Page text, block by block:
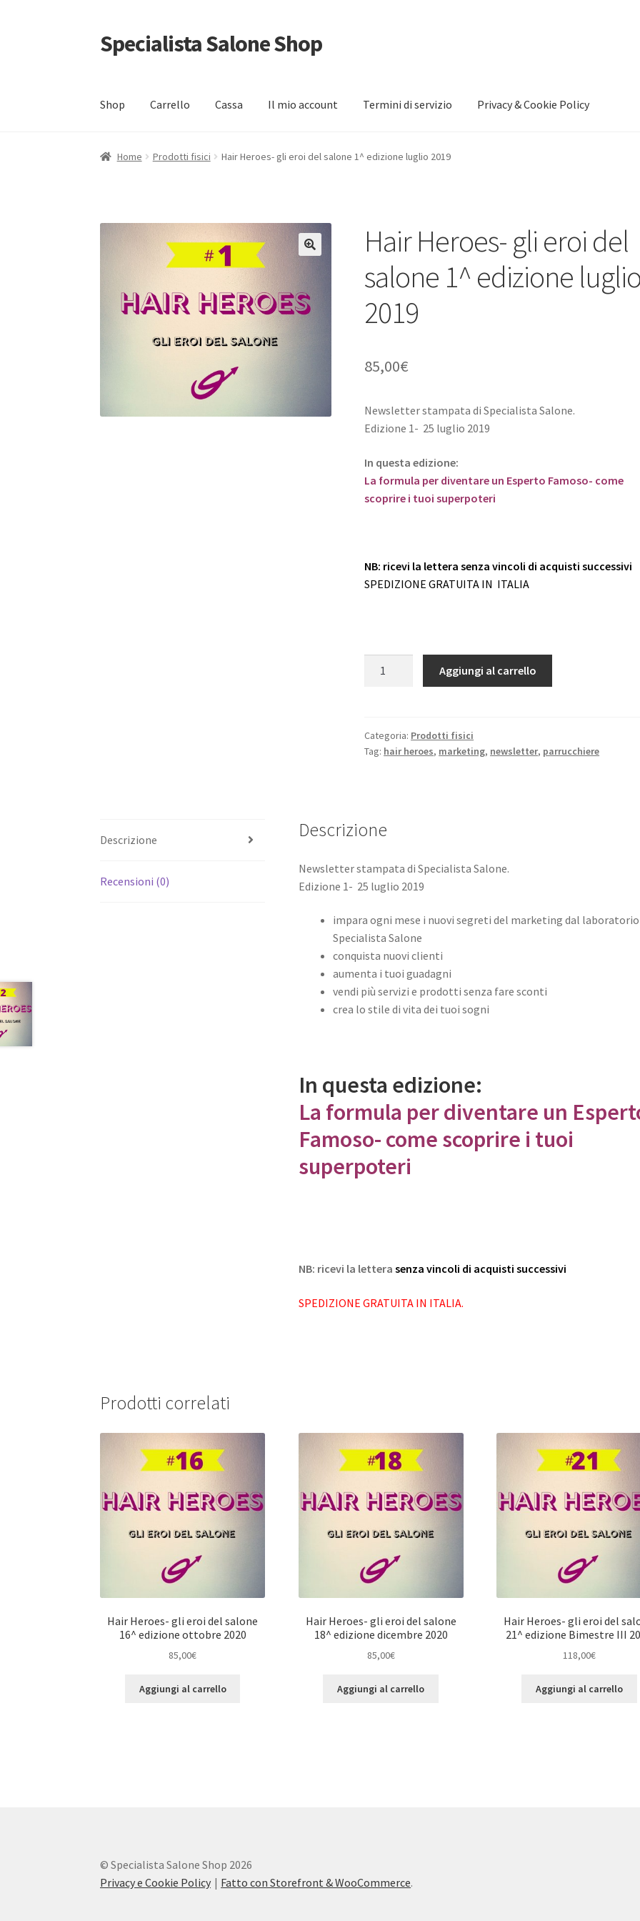
Vai
alla
Vai
al
Specialista Salone Shop
Shop Carrello Cassa Il mio account Termini di servizio Privacy & Cookie Policy
Home Carrello Cassa Condizioni di vendita Grazie per l’acquisto. Il mio account
Home Prodotti fisici Hair Heroes- gli eroi del salone 1^ edizione luglio 2019
Hair Heroes- gli eroi del
salone 1^ edizione
2019
85,00€
Newsletter stampata di Specialista Salone.
Edizione 1- 25 luglio 2019
In questa edizione:
La formula per diventare un Esperto Famoso- come
scoprire i tuoi superpoteri
NB: ricevi la lettera senza vincoli di acquisti successivi
SPEDIZIONE GRATUITA IN ITALIA
del
salone
2019
Aggiungi al carrello
Categoria: Prodotti fisici
Tag: hair heroes, marketing, newsletter, parrucchiere
Descrizione
Recensioni (0)
Descrizione
Newsletter stampata di Specialista Salone.
Edizione 1- 25 luglio 2019
impara ogni mese i nuovi segreti del marketing dal laboratorio
Specialista Salone
conquista nuovi clienti
aumenta i tuoi guadagni
vendi più servizi e prodotti senza fare sconti
crea lo stile di vita dei tuoi sogni
In questa edizione:
La formula per diventare un
Famoso- come scoprire i tuoi
superpoteri
NB: ricevi la lettera senza vincoli di acquisti successivi
SPEDIZIONE GRATUITA IN ITALIA.
Prodotti correlati
Hair Heroes- gli eroi del salone
16^ edizione ottobre 2020
85,00€
Aggiungi al carrello
Hair Heroes- gli eroi del salone
18^ edizione dicembre 2020
85,00€
Aggiungi al carrello
Hair Heroes- gli eroi del
21^ edizione Bimestre III
118,00€
Aggiungi al carrello
© Specialista Salone Shop 2026
Privacy e Cookie Policy
Fatto con Storefront & WooCommerce.